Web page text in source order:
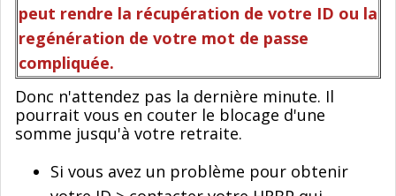
peut rendre la récupération de votre ID ou la
regénération de votre mot de passe
compliquée.
Donc n'attendez pas la dernière minute. Il
pourrait vous en couter le blocage d'une
somme jusqu'à votre retraite.
Si vous avez un problème pour obtenir